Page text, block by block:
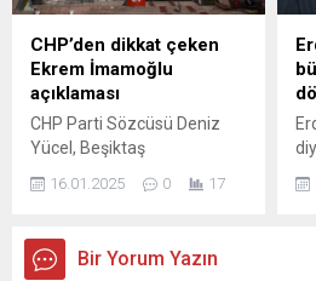
anlatmak için yılbaşının ...
CHP’den dikkat çeken
Ekrem İmamoğlu
açıklaması
CHP Parti Sözcüsü Deniz
Yücel, Beşiktaş
Belediyesi’ne düzenlenen
operasyonun Türkiye
İstanbul Büyükşehir
Belediye (İBB) Başkanı
16.01.2025 0 17
Bir Yorum Yazın